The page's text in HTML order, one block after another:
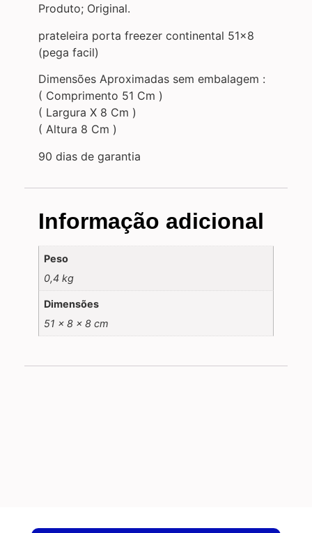
Produto; Original.
prateleira porta freezer continental 51×8
(pega facil)
Dimensões Aproximadas sem embalagem :
( Comprimento 51 Cm )
( Largura X 8 Cm )
( Altura 8 Cm )
90 dias de garantia
Informação adicional
Peso
0,4 kg
Dimensões
51 × 8 × 8 cm